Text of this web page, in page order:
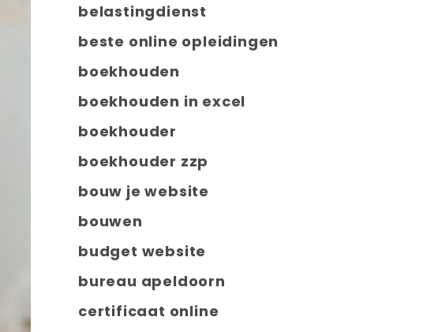
belastingdienst
beste online opleidingen
boekhouden
boekhouden in excel
boekhouder
boekhouder zzp
bouw je website
bouwen
budget website
bureau apeldoorn
certificaat online